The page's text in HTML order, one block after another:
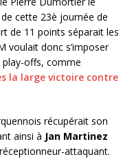
cette 23è journée de
de 11 points séparait les
voulait donc s’imposer
play-offs, comme
la large victoire contre
récupérait son
ainsi à Jan Martinez
attaquant.